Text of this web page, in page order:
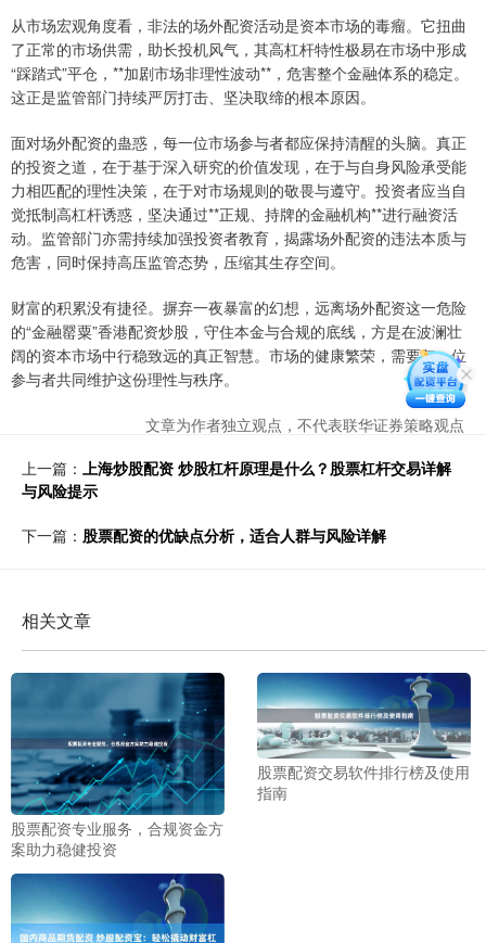
从市场宏观角度看，非法的场外配资活动是资本市场的毒瘤。它扭曲
了正常的市场供需，助长投机风气，其高杠杆特性极易在市场中形成
“踩踏式”平仓，**加剧市场非理性波动**，危害整个金融体系的稳定。
这正是监管部门持续严厉打击、坚决取缔的根本原因。
面对场外配资的蛊惑，每一位市场参与者都应保持清醒的头脑。真正
的投资之道，在于基于深入研究的价值发现，在于与自身风险承受能
力相匹配的理性决策，在于对市场规则的敬畏与遵守。投资者应当自
觉抵制高杠杆诱惑，坚决通过**正规、持牌的金融机构**进行融资活
动。监管部门亦需持续加强投资者教育，揭露场外配资的违法本质与
危害，同时保持高压监管态势，压缩其生存空间。
财富的积累没有捷径。摒弃一夜暴富的幻想，远离场外配资这一危险
的“金融罂粟”香港配资炒股，守住本金与合规的底线，方是在波澜壮
阔的资本市场中行稳致远的真正智慧。市场的健康繁荣，需要每一位
参与者共同维护这份理性与秩序。
文章为作者独立观点，不代表联华证券策略观点
上一篇： 上海炒股配资 炒股杠杆原理是什么？股票杠杆交易详解
与风险提示
下一篇： 股票配资的优缺点分析，适合人群与风险详解
相关文章
股票配资专业服务，合规资金方
案助力稳健投资
股票配资交易软件排行榜及使用
指南